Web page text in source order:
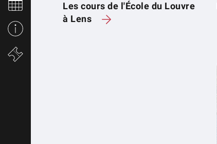
Les cours de l'École du Louvre
à Lens